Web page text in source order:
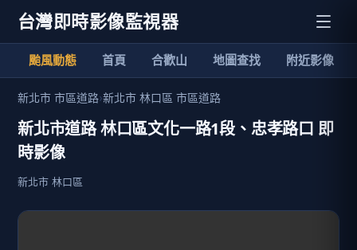
台灣即時影像監視器
颱風動態 首頁 合歡山 地圖查找 附近影像
新北市 市區道路›新北市 林口區 市區道路
新北市道路 林口區文化一路1段、忠孝路口 即
時影像
新北市 林口區